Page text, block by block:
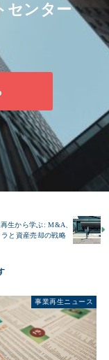
センター
生から学ぶ: M&A、
と資産売却の戦略
事業再生ニュース